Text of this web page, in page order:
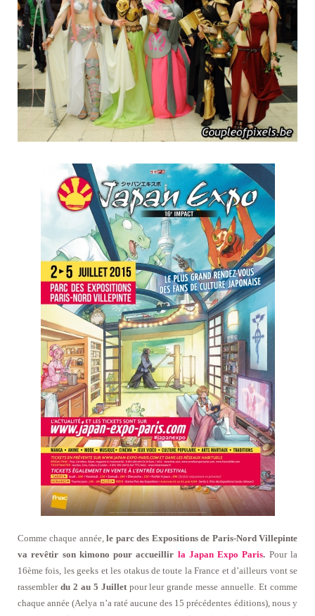
Comme chaque année,le parc des Expositions de Paris-Nord Villepinte
va revêtir son kimono pour accueillir la Japan Expo Paris. Pour la
16ème fois, les geeks et les otakus de toute la France et d’ailleurs vont se
rassembler du 2 au 5 Juilletpour leur grande messe annuelle. Et comme
chaque année (Aelya n’a raté aucune des 15 précédentes éditions), nous y